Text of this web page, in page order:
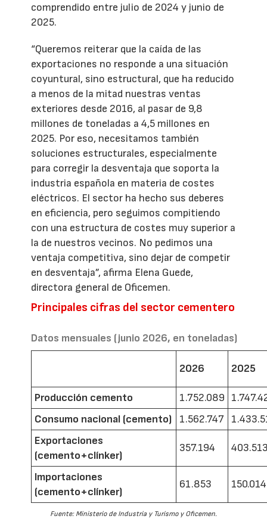
comprendido entre julio de 2024 y junio de
2025.
“Queremos reiterar que la caída de las
exportaciones no responde a una situación
coyuntural, sino estructural, que ha reducido
a menos de la mitad nuestras ventas
exteriores desde 2016, al pasar de 9,8
millones de toneladas a 4,5 millones en
2025. Por eso, necesitamos también
soluciones estructurales, especialmente
para corregir la desventaja que soporta la
industria española en materia de costes
eléctricos. El sector ha hecho sus deberes
en eficiencia, pero seguimos compitiendo
con una estructura de costes muy superior a
la de nuestros vecinos. No pedimos una
ventaja competitiva, sino dejar de competir
en desventaja”, afirma Elena Guede,
directora general de Oficemen.
Principales cifras del sector cementero
Datos mensuales (junio 2026, en toneladas)
2026 2025
Producción cemento 1.752.089
Consumo nacional (cemento)
1.562.747
Exportaciones
(cemento+clínker)
357.194
Importaciones
(cemento+clínker)
61.853 150.014
Fuente: Ministerio de Industria y Turismo y Oficemen.